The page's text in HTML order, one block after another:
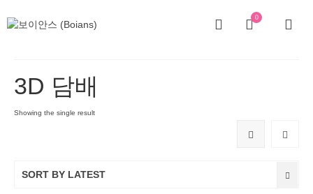
0
3D 담배
Showing the single result
SORT BY LATEST